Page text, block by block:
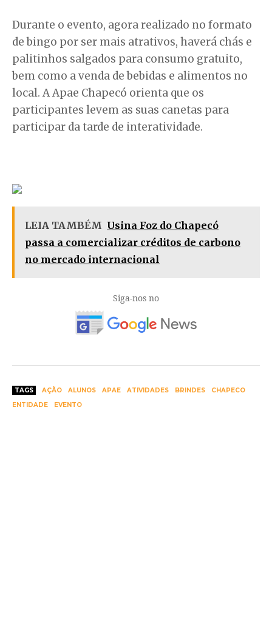
Durante o evento, agora realizado no formato
de bingo por ser mais atrativos, haverá chás e
palitinhos salgados para consumo gratuito,
bem como a venda de bebidas e alimentos no
local. A Apae Chapecó orienta que os
participantes levem as suas canetas para
participar da tarde de interatividade.
LEIA TAMBÉM Usina Foz do Chapecó
passa a comercializar créditos de carbono
no mercado internacional
Siga-nos no
TAGS AÇÃO ALUNOS APAE ATIVIDADES BRINDES
CHAPECO
ENTIDADE
EVENTO